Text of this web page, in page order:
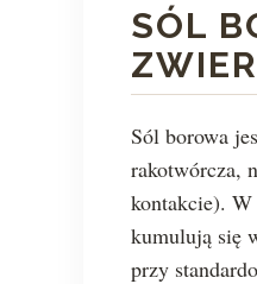
SÓL
Sól borowa
rakotwórcza,
kontakcie).
kumulują się
przy